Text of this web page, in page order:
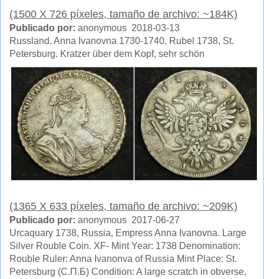
(1500 X 726 píxeles, tamaño de archivo: ~184K)
Publicado por: anonymous 2018-03-13
Russland. Anna Ivanovna 1730-1740. Rubel 1738, St.
Petersburg. Kratzer über dem Kopf, sehr schön
(1365 X 633 píxeles, tamaño de archivo: ~209K)
Publicado por: anonymous 2017-06-27
Urcaquary 1738, Russia, Empress Anna Ivanovna. Large
Silver Rouble Coin. XF- Mint Year: 1738 Denomination:
Rouble Ruler: Anna Ivanonva of Russia Mint Place: St.
Petersburg (С.П.Б) Condition: A large scratch in obverse,